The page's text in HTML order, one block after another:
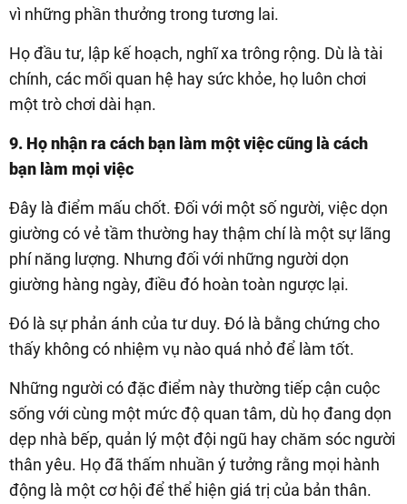
vì những phần thưởng trong tương lai.
Họ đầu tư, lập kế hoạch, nghĩ xa trông rộng. Dù là tài
chính, các mối quan hệ hay sức khỏe, họ luôn chơi
một trò chơi dài hạn.
9. Họ nhận ra cách bạn làm một việc cũng là cách
bạn làm mọi việc
Đây là điểm mấu chốt. Đối với một số người, việc dọn
giường có vẻ tầm thường hay thậm chí là một sự lãng
phí năng lượng. Nhưng đối với những người dọn
giường hàng ngày, điều đó hoàn toàn ngược lại.
Đó là sự phản ánh của tư duy. Đó là bằng chứng cho
thấy không có nhiệm vụ nào quá nhỏ để làm tốt.
Những người có đặc điểm này thường tiếp cận cuộc
sống với cùng một mức độ quan tâm, dù họ đang dọn
dẹp nhà bếp, quản lý một đội ngũ hay chăm sóc người
thân yêu. Họ đã thấm nhuần ý tưởng rằng mọi hành
động là một cơ hội để thể hiện giá trị của bản thân.